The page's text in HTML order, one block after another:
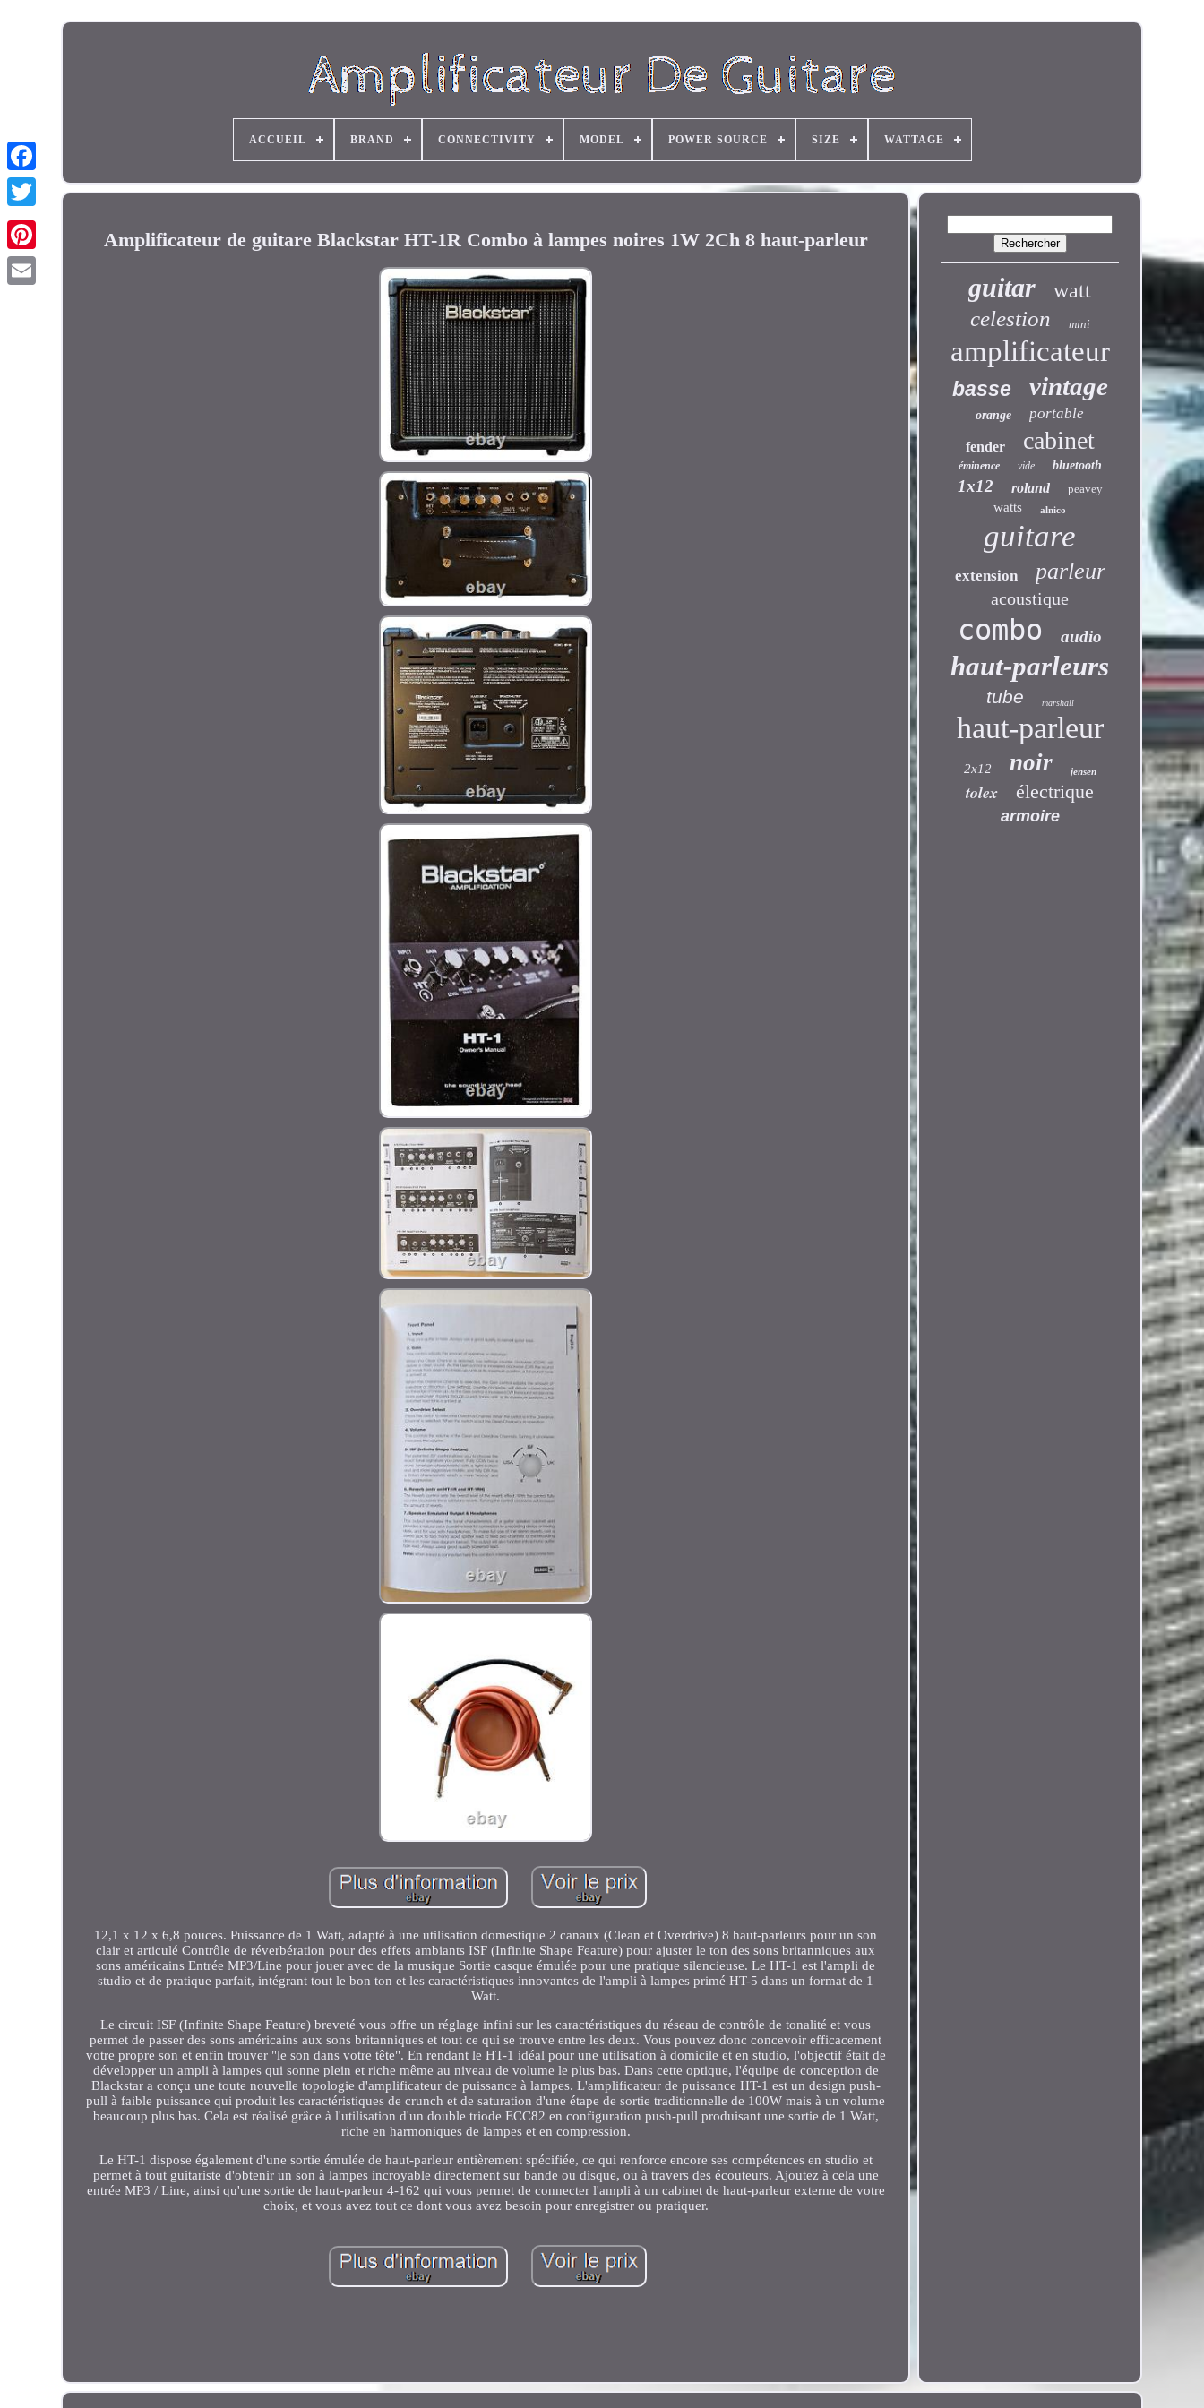
ACCUEIL BRAND CONNECTIVITY MODEL POWER SOURCE SIZE WATTAGE
Amplificateur de guitare Blackstar HT-1R Combo à lampes noires 1W 2Ch 8 haut-parleur
12,1 x 12 x 6,8 pouces. Puissance de 1 Watt, adapté à une utilisation domestique 2 canaux (Clean et Overdrive) 8 haut-parleurs pour un son
clair et articulé Contrôle de réverbération pour des effets ambiants ISF (Infinite Shape Feature) pour ajuster le ton des sons britanniques aux
sons américains Entrée MP3/Line pour jouer avec de la musique Sortie casque émulée pour une pratique silencieuse. Le HT-1 est l'ampli de
studio et de pratique parfait, intégrant tout le bon ton et les caractéristiques innovantes de l'ampli à lampes primé HT-5 dans un format de 1
Watt.
Le circuit ISF (Infinite Shape Feature) breveté vous offre un réglage infini sur les caractéristiques du réseau de contrôle de tonalité et vous
permet de passer des sons américains aux sons britanniques et tout ce qui se trouve entre les deux. Vous pouvez donc concevoir efficacement
votre propre son et enfin trouver "le son dans votre tête". En rendant le HT-1 idéal pour une utilisation à domicile et en studio, l'objectif était de
développer un ampli à lampes qui sonne plein et riche même au niveau de volume le plus bas. Dans cette optique, l'équipe de conception de
Blackstar a conçu une toute nouvelle topologie d'amplificateur de puissance à lampes. L'amplificateur de puissance HT-1 est un design push-
pull à faible puissance qui produit les caractéristiques de crunch et de saturation d'une étape de sortie traditionnelle de 100W mais à un volume
beaucoup plus bas. Cela est réalisé grâce à l'utilisation d'un double triode ECC82 en configuration push-pull produisant une sortie de 1 Watt,
riche en harmoniques de lampes et en compression.
Le HT-1 dispose également d'une sortie émulée de haut-parleur entièrement spécifiée, ce qui renforce encore ses compétences en studio et
permet à tout guitariste d'obtenir un son à lampes incroyable directement sur bande ou disque, ou à travers des écouteurs. Ajoutez à cela une
entrée MP3 / Line, ainsi qu'une sortie de haut-parleur 4-162 qui vous permet de connecter l'ampli à un cabinet de haut-parleur externe de votre
choix, et vous avez tout ce dont vous avez besoin pour enregistrer ou pratiquer.
guitar watt
celestion mini
amplificateur
basse vintage
orange portable
fender cabinet
éminence vide bluetooth
1x12 roland peavey
watts alnico
guitare
extension parleur
acoustique
combo audio
haut-parleurs
tube marshall
haut-parleur
2x12 noir jensen
tolex électrique
armoire